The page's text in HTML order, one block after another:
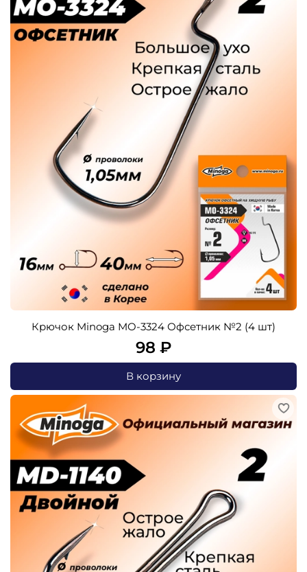
Крючок Minoga MO-3324 Офсетник №2 (4 шт)
98 ₽
В корзину